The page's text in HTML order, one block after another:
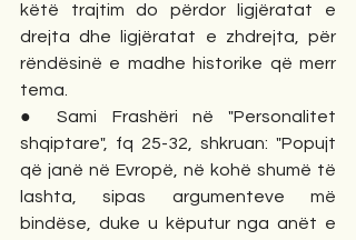
këtë trajtim do përdor ligjëratat e
drejta dhe ligjëratat e zhdrejta, për
rëndësinë e madhe historike që merr
tema.
● Sami Frashëri në "Personalitet
shqiptare", fq 25-32, shkruan: "Popujt
që janë në Evropë, në kohë shumë të
lashta, sipas argumenteve më
bindëse, duke u këputur nga anët e